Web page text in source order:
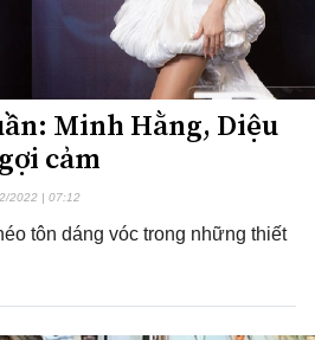
Minh Hằng, Diệu
cảm
2022 | 07:12
tôn dáng vóc trong những thiết